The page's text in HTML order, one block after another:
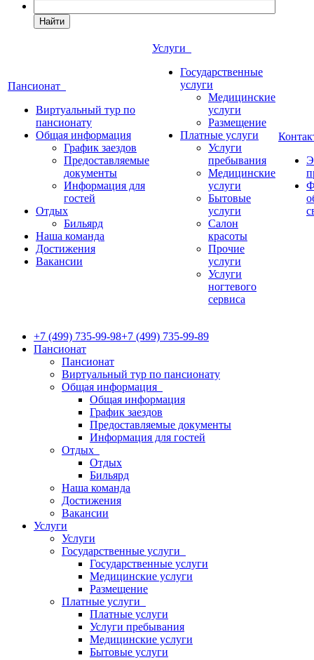
Найти
Пансионат
Виртуальный тур по
пансионату
Общая информация
График заездов
Предоставляемые
документы
Информация для
гостей
Отдых
Бильярд
Наша команда
Достижения
Вакансии
Услуги
Государственные
услуги
Медицинские
услуги
Размещение
Платные услуги
Услуги
пребывания
Медицинские
услуги
Бытовые
услуги
Салон
красоты
Прочие
услуги
Услуги
ногтевого
сервиса
+7 (499) 735-99-98+7 (499) 735-99-89
Пансионат
Пансионат
Виртуальный тур по пансионату
Общая информация
Общая информация
График заездов
Предоставляемые документы
Информация для гостей
Отдых
Отдых
Бильярд
Наша команда
Достижения
Вакансии
Услуги
Услуги
Государственные услуги
Государственные услуги
Медицинские услуги
Размещение
Платные услуги
Платные услуги
Услуги пребывания
Медицинские услуги
Бытовые услуги